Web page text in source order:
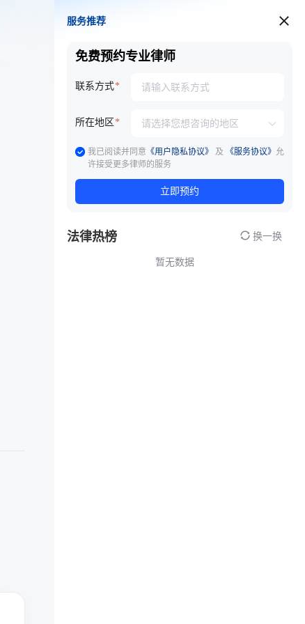
服务推荐
服务推荐
免费预约专业律师
联系方式
所在地区
我已阅读并同意 《用户隐私协议》 及 《服务协议》 允
许接受更多律师的服务
立即预约
法律热榜 换一换
暂无数据